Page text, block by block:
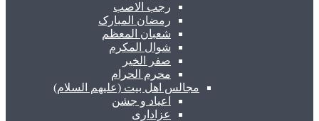
رجب الاصب
رمضان المبارک
شعبان المعظم
شوال المکرم
صفر الخیر
محرم الحرام
مجالس اهل بیت (علیهم السلام)
اعیاد و جشن
عزاداری